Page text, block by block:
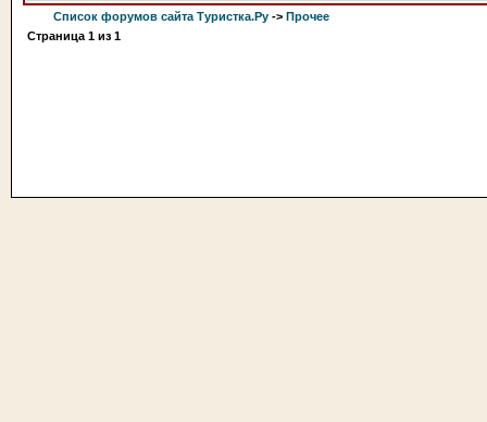
Список форумов сайта Туристка.Ру -> Прочее
Страница 1 из 1